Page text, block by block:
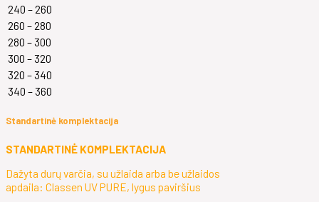
240 – 260
260 – 280
280 – 300
300 – 320
320 – 340
340 – 360
Standartinė komplektacija
STANDARTINĖ KOMPLEKTACIJA
Dažyta durų varčia, su užlaida arba be užlaidos
apdaila: Classen UV PURE, lygus paviršius